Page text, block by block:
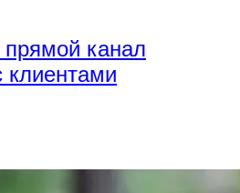
канал
клиентами